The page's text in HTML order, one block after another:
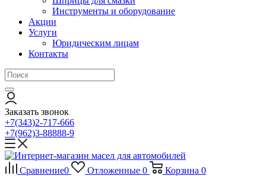
Инструменты и оборудование
Акции
Услуги
Юридическим лицам
Контакты
Заказать звонок
+7(343)2-717-666
+7(962)3-88888-9
Сравнение0 Отложенные 0 Корзина 0